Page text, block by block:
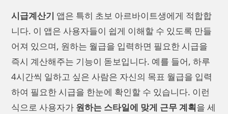
시급계산기 앱은 특히 초보 아르바이트생에게 적합합
니다. 이 앱은 사용자들이 쉽게 이해할 수 있도록 만들
어져 있으며, 원하는 월급을 입력하면 필요한 시급을
즉시 계산해주는 기능이 돋보입니다. 예를 들어, 하루
4시간씩 일하고 싶은 사람은 자신의 목표 월급을 입력
하여 필요한 시급을 한눈에 확인할 수 있습니다. 이런
식으로 사용자가 원하는 스타일에 맞게 근무 계획을 세